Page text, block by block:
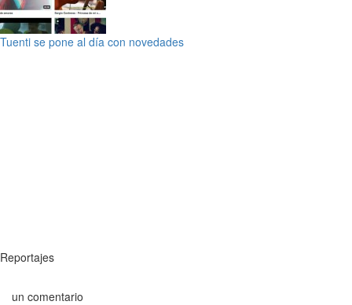
Tuenti se pone al día con novedades
Reportajes
un comentario